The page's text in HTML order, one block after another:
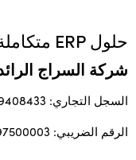
حلول ERP متكاملة لإدارة أعمال أكثر ذكاءً.
شركة السراج
السجل التجاري: 7049408433
الرقم الضريبي: 311467197500003